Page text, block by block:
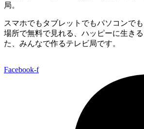
局。
スマホでもタブレットでもパソコンで
場所で無料で見れる、 ハッピーに生き
た、みんなで作るテレビ局です。
Facebook-f